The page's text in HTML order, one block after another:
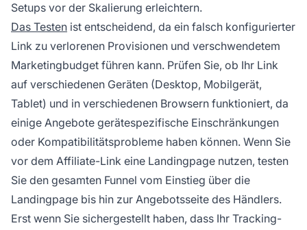
Setups vor der Skalierung erleichtern.
Das Testen ist entscheidend, da ein falsch konfigurierter
Link zu verlorenen Provisionen und verschwendetem
Marketingbudget führen kann. Prüfen Sie, ob Ihr Link
auf verschiedenen Geräten (Desktop, Mobilgerät,
Tablet) und in verschiedenen Browsern funktioniert, da
einige Angebote gerätespezifische Einschränkungen
oder Kompatibilitätsprobleme haben können. Wenn Sie
vor dem Affiliate-Link eine Landingpage nutzen, testen
Sie den gesamten Funnel vom Einstieg über die
Landingpage bis hin zur Angebotsseite des Händlers.
Erst wenn Sie sichergestellt haben, dass Ihr Tracking-